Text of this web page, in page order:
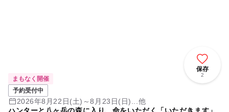
保存
2
まもなく開催
予約受付中
2026年8月22日(土)～8月23日(日)...他